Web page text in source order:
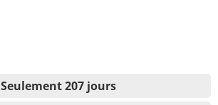
Seulement 207 jours